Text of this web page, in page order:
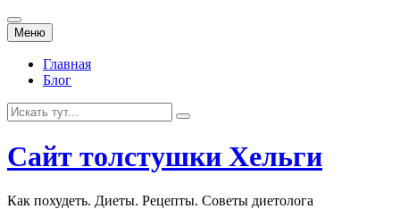
Меню Перейти
к
содержанию
Главная
Блог
Искать:
Сайт толстушки Хельги
Как похудеть. Диеты. Рецепты. Советы диетолога